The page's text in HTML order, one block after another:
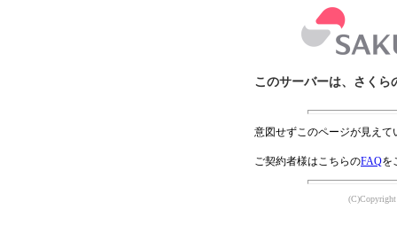
このサーバーは、さくら
意図せずこのページが見え
ご契約者様はこちらのFAQを